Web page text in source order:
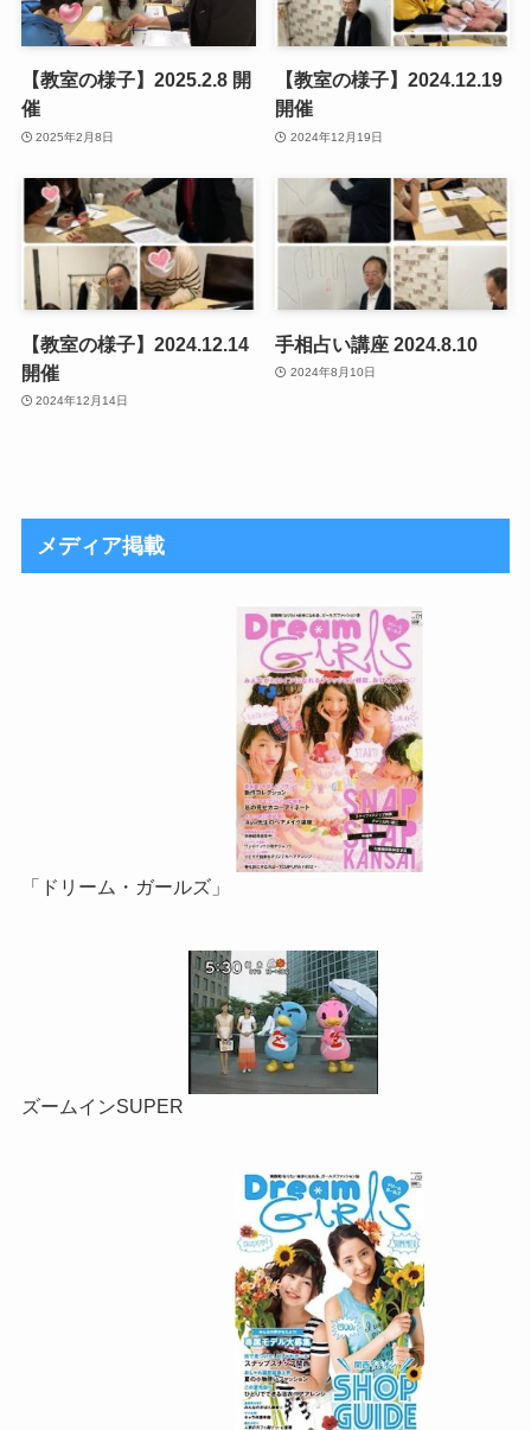
【教室の様子】2025.2.8 開
催
2025年2月8日
【教室の様子】2024.12.19
開催
2024年12月19日
【教室の様子】2024.12.14
開催
2024年12月14日
手相占い講座 2024.8.10
2024年8月10日
メディア掲載
「ドリーム・ガールズ」
ズームインSUPER